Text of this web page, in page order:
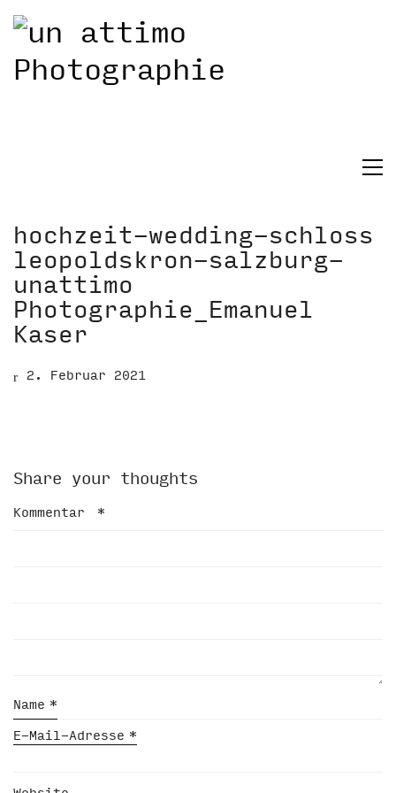
hochzeit-wedding-schloss
leopoldskron-salzburg-
unattimo
Photographie_Emanuel
Kaser
2. Februar 2021
Share your thoughts
Kommentar *
Name *
E-Mail-Adresse *